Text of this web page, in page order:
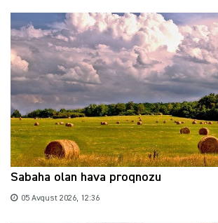
Sabaha olan hava proqnozu
05 Avqust 2026, 12:36